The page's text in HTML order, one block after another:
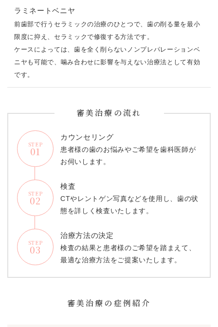
ラミネートベニヤ
前歯部で行うセラミックの治療のひとつで、歯の削る量を最小
限度に抑え、セラミックで修復する方法です。
ケースによっては、歯を全く削らないノンプレパレーションベ
ニヤも可能で、噛み合わせに影響を与えない治療法として有効
です。
審美治療の流れ
STEP
01
カウンセリング
患者様の歯のお悩みやご希望を歯科医師が
お伺いします。
STEP
02
検査
CTやレントゲン写真などを使用し、歯の状
態を詳しく検査いたします。
STEP
03
治療方法の決定
検査の結果と患者様のご希望を踏まえて、
最適な治療方法をご提案いたします。
審美治療の症例紹介